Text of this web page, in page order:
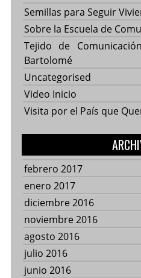
Semillas para Seguir
Sobre la Escuela de
Tejido de
Bartolomé
Uncategorised
Video Inicio
Visita por el País que
febrero 2017
enero 2017
diciembre 2016
noviembre 2016
agosto 2016
julio 2016
junio 2016